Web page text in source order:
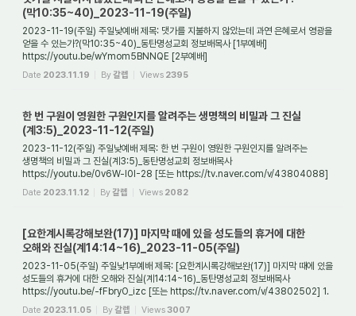
(막10:35~40)_2023-11-19(주일)
2023-11-19(주일) 주일낮예배 제목: 댓가를 지불하지 않았는데 과연 은혜로서 영광을
얻을 수 있는가?(막10:35~40)_동탄명성교회 정보배목사 [1부예배]
https://youtu.be/wYmom5BNNQE [2부예배]
https://youtu.be/heZV_6BGcZU [또는 https://tv.naver.com/v/45...
Date 2023.11.19 By갈렙 Views 2395
한 번 구원이 영원한 구원인지를 알려주는 생명책의 비밀과 그 진실
(계3:5)_2023-11-12(주일)
2023-11-12(주일) 주일낮예배 제목: 한 번 구원이 영원한 구원인지를 알려주는
생명책의 비밀과 그 진실(계3:5)_동탄명성교회 정보배목사
https://youtu.be/0v6W-l0I-28 [또는 https://tv.naver.com/v/43804088]
1. 들어가며 갑각류와 양서류와 파충류 그리고 ...
Date 2023.11.12 By갈렙 Views 2082
[요한계시록강해보완(17)] 마지막 때에 있을 성도들의 휴거에 대한
오해와 진실(계14:14~16)_2023-11-05(주일)
2023-11-05(주일) 주일낮1부예배 제목: [요한계시록강해보완(17)] 마지막 때에 있을
성도들의 휴거에 대한 오해와 진실(계14:14~16)_동탄명성교회 정보배목사
https://youtu.be/-fFbryO_izc [또는 https://tv.naver.com/v/43802502] 1.
들어가며 '휴거'란 무엇...
Date 2023.11.05 By갈렙 Views3007